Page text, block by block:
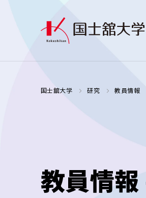
国士舘大学 研究 教員情報
教員情